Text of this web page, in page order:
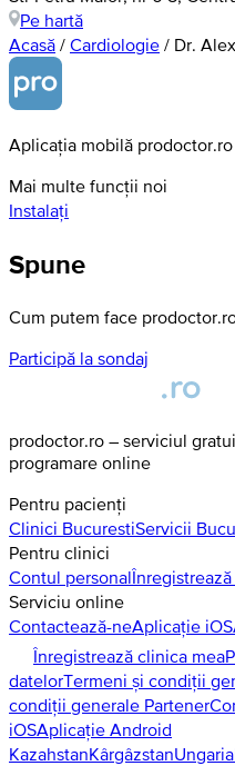
Pe hartă
Acasă / Cardiologie / Dr.
Aplicația mobilă prodoctor.ro
Mai multe funcții noi
Instalați
Spune
Cum putem face
Participă la sondaj
prodoctor.ro – serviciul
programare online
Pentru pacienți
Clinici BucurestiServicii
Pentru clinici
Contul personal
Serviciu online
Contactează-neAplicație iOS
Înregistrează clinica mea
datelorTermeni și condiții
condiții generale Partener
iOSAplicație Android
KazahstanKârgâzstanUngaria